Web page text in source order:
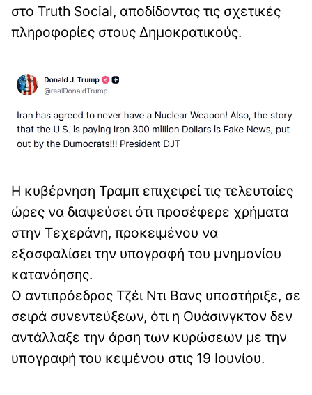
στο Truth Social, αποδίδοντας τις σχετικές
πληροφορίες στους Δημοκρατικούς.
Η κυβέρνηση Τραμπ επιχειρεί τις τελευταίες
ώρες να διαψεύσει ότι προσέφερε χρήματα
στην Τεχεράνη, προκειμένου να
εξασφαλίσει την υπογραφή του μνημονίου
κατανόησης.
Ο αντιπρόεδρος Τζέι Ντι Βανς υποστήριξε, σε
σειρά συνεντεύξεων, ότι η Ουάσινγκτον δεν
αντάλλαξε την άρση των κυρώσεων με την
υπογραφή του κειμένου στις 19 Ιουνίου.